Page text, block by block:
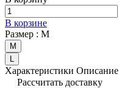
В корзине
Размер : M
M
Характеристики Описание
Рассчитать доставку